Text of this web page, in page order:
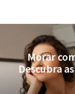
Morar
Descubra